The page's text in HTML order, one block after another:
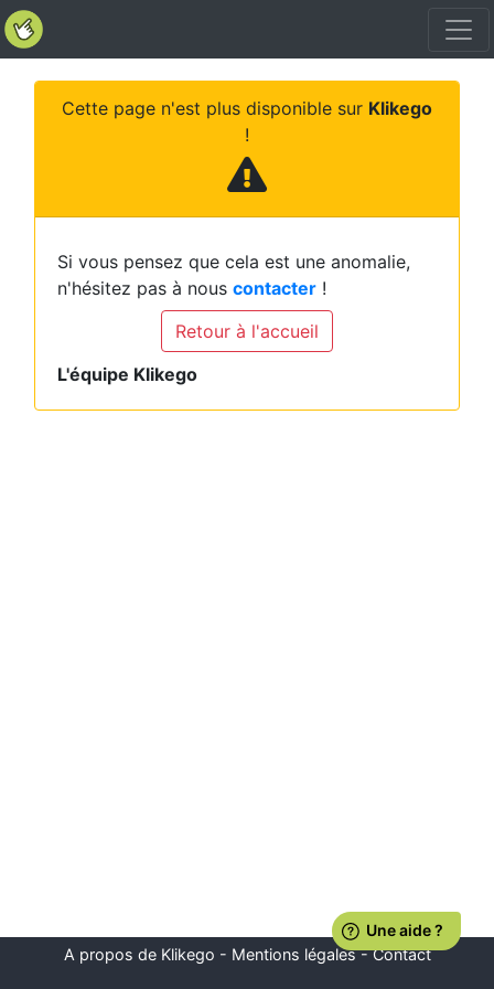
Cette page n'est plus disponible sur Klikego
!
Si vous pensez que cela est une anomalie,
n'hésitez pas à nous contacter !
Retour à l'accueil
L'équipe Klikego
A propos de Klikego - Mentions légales-Contact